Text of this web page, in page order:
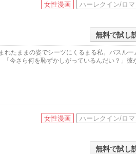
女性漫画 ハーレクイン/ロマ
無料で試し
れたままの姿でシーツにくるまる私。バスルー
さら何を恥ずかしがっているんだい？」彼
女性漫画 ハーレクイン/ロマ
無料で試し